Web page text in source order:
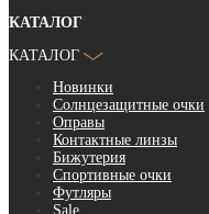
КАТАЛОГ
КАТАЛОГ
Новинки
Солнцезащитные очки
Оправы
Контактные линзы
Бижутерия
Спортивные очки
Футляры
Sale